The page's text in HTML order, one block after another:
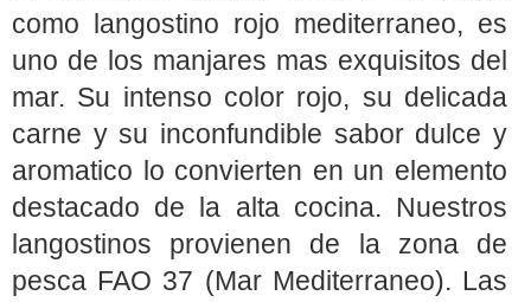
como langostino rojo mediterraneo, es
uno de los manjares mas exquisitos del
mar. Su intenso color rojo, su delicada
carne y su inconfundible sabor dulce y
aromatico lo convierten en un elemento
destacado de la alta cocina. Nuestros
langostinos provienen de la zona de
pesca FAO 37 (Mar Mediterraneo). Las